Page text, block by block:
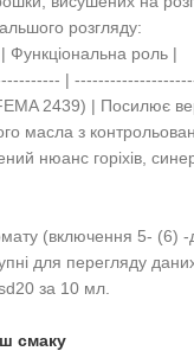
розгляду:
| Функціональна роль |
|
2439) | Посилює
масла з
нюанс горіхів,
(включення 5- (6) -
для перегляду
за 10 мл.
смаку